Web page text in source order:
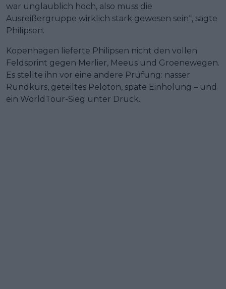
war unglaublich hoch, also muss die
Ausreißergruppe wirklich stark gewesen sein“, sagte
Philipsen.
Kopenhagen lieferte Philipsen nicht den vollen
Feldsprint gegen Merlier, Meeus und Groenewegen.
Es stellte ihn vor eine andere Prüfung: nasser
Rundkurs, geteiltes Peloton, späte Einholung – und
ein WorldTour-Sieg unter Druck.